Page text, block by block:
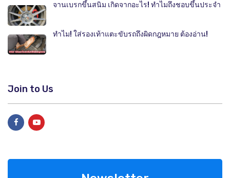
จานเบรกขึ้นสนิม เกิดจากอะไร! ทำไมถึงชอบขึ้นประจำ
ทำไม! ใส่รองเท้าแตะขับรถถึงผิดกฎหมาย ต้องอ่าน!
Join to Us